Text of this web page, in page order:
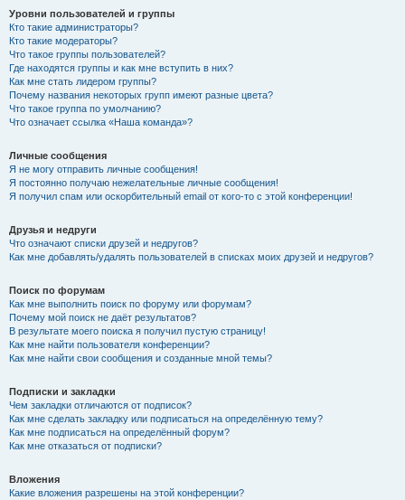
Уровни пользователей и группы
Кто такие администраторы?
Кто такие модераторы?
Что такое группы пользователей?
Где находятся группы и как мне вступить в них?
Как мне стать лидером группы?
Почему названия некоторых групп имеют разные цвета?
Что такое группа по умолчанию?
Что означает ссылка «Наша команда»?
Личные сообщения
Я не могу отправить личные сообщения!
Я постоянно получаю нежелательные личные сообщения!
Я получил спам или оскорбительный email от кого-то с этой конференции!
Друзья и недруги
Что означают списки друзей и недругов?
Как мне добавлять/удалять пользователей в списках моих друзей и недругов?
Поиск по форумам
Как мне выполнить поиск по форуму или форумам?
Почему мой поиск не даёт результатов?
В результате моего поиска я получил пустую страницу!
Как мне найти пользователя конференции?
Как мне найти свои сообщения и созданные мной темы?
Подписки и закладки
Чем закладки отличаются от подписок?
Как мне сделать закладку или подписаться на определённую тему?
Как мне подписаться на определённый форум?
Как мне отказаться от подписки?
Вложения
Какие вложения разрешены на этой конференции?